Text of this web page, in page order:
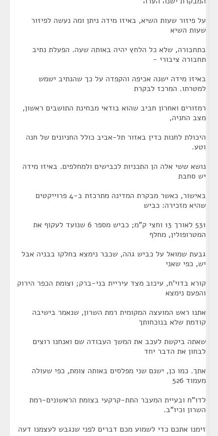
על פיזור שעות השיא, באיזו מידה ניתן ומה נעשה לפיזור
שעות השיא
בתחבורה, שלא כל הלחץ יהיה באותה שעה. הפעלת נתיב
תחבורה ציבורי -
באיזו מידה ישנה אכיפה והקפדה על כך שהנתיב ישמש
למטרתו. המרכז לבקרת
רמזורים ואחרון חביב שהוא בודאי מבחינת התושבים ראשון,
מצב החניה,
היכולת לחנות כדין באזור תל-אביב כולל החניונים של חנה
וטע.
נושא ששי אלה הן התכניות לכבישים ולמחלפים. באיזו מידה
יש סחבת
באישור, כאשר מבקרת המדינה מתרכזת ב-4 פרוייקטים
שהיא מזכירה: כביש
531 לאורך 13 וחצי ק"מ; כביש מספר 6 שנועד לעקוף את
המטרופולין, מחלף
גבעת שמואל על כביש גהה, שכבר נימצא בחלקו בבניה אבל
יש, כפי שאני
קורא בדוי'ח, עיכוב מצד עיריית בני-ברק; וצומת הכפר הירוק
והפעם נימצא
אתנו ראש המועצה המקומית רמת השרון, שנאמר בישיבה
קודמת שלא בנוכחותך
שאתה ביקשת לעכב את המשך העבודה שם ואנחנו רוצים
לבחון את הדבר יחד
אתך. כמו כן, ישנם שני מפלסים באותה צומת, כפי שעולה
מעמוד 526
לדו"ח ובעיית המעבר התת-קרקעי בצומת הראשונים-רמת
השרון וכיו"ב.
זימנו אתכם כדי לשמוע מכם דברים לפני שנגבש לעצמנו דעה